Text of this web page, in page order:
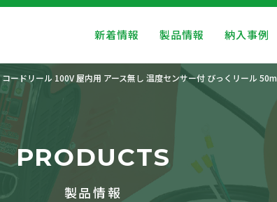
新着情報 製品情報 納入事例
コードリール 100V 屋内用 アース無し 温度センサー付 びっくリール 50m
PRODUCTS
製品情報